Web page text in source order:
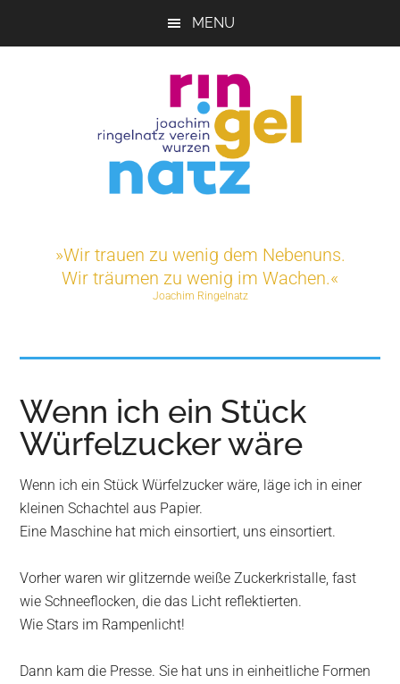
MENU
Ringelnatz-
Verein
e.V.
Projekte
in
Wurzen
»Wir trauen zu wenig dem Nebenuns.
Wir träumen zu wenig im Wachen.«
Joachim Ringelnatz
Wenn ich ein Stück
Würfelzucker wäre
Wenn ich ein Stück Würfelzucker wäre, läge ich in einer
kleinen Schachtel aus Papier.
Eine Maschine hat mich einsortiert, uns einsortiert.
Vorher waren wir glitzernde weiße Zuckerkristalle, fast
wie Schneeflocken, die das Licht reflektierten.
Wie Stars im Rampenlicht!
Dann kam die Presse. Sie hat uns in einheitliche Formen